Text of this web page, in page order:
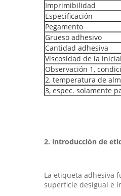
Imprimibilidad
Especificación
Pegamento
Grueso adhesivo
Cantidad adhesiva
Viscosidad de la
Observación 1,
2, temperatura de
3, espec. solamente
2. introducción de
La etiqueta adhesiva
superficie desigual e